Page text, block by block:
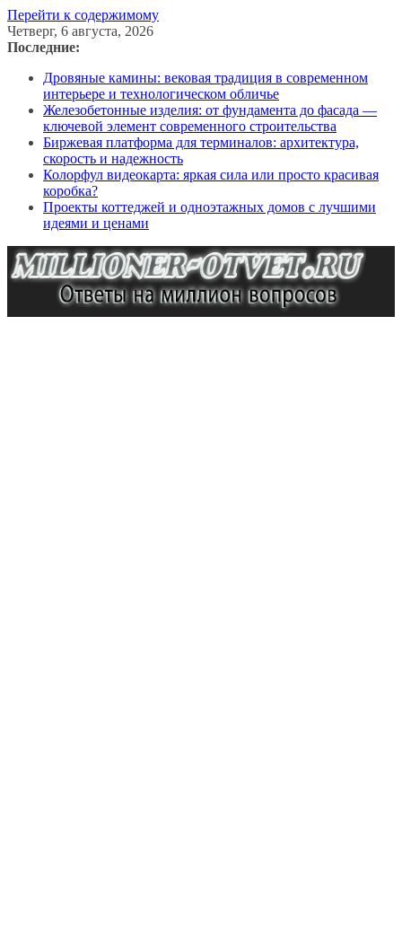
Перейти к содержимому
Четверг, 6 августа, 2026
Последние:
Дровяные камины: вековая традиция в современном
интерьере и технологическом обличье
Железобетонные изделия: от фундамента до фасада —
ключевой элемент современного строительства
Биржевая платформа для терминалов: архитектура,
скорость и надежность
Колорфул видеокарта: яркая сила или просто красивая
коробка?
Проекты коттеджей и одноэтажных домов с лучшими
идеями и ценами